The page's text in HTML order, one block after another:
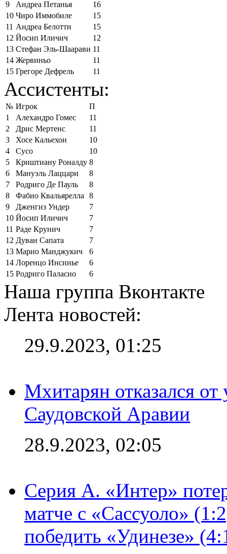
9
Андреа Петанья
16
10 Чиро Иммобиле
15
11 Андреа Белотти
15
12 Йосип Иличич
12
13 Стефан Эль-Шаарави 11
14 Жервиньо
11
15 Грегоре Дефрель 11
Ассистенты:
№ Игрок
П
1
Алехандро Гомес
11
2
Дрис Мертенс
11
3
Хосе Кальехон
10
4
Сусо
10
5
Криштиану Роналду 8
6
Мануэль Лаццари
8
7
Родриго Де Пауль
8
8
Фабио Квальярелла
8
9
Дженгиз Ундер
7
10 Йосип Иличич
7
11 Раде Крунич
7
12 Дуван Сапата
7
13 Марио Манджукич
6
14 Лоренцо Инсинье
6
15 Родриго Паласио 6
Наша группа Вконтакте
Лента новостей:
29.9.2023, 01:25
Мхитарян отказался от
Саудовской Аравии
28.9.2023, 02:05
Серия А. «Интер»
матче с «Сассуоло»
победить «Удинезе»